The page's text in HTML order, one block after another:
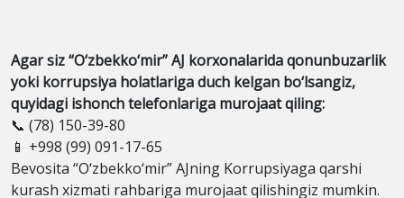
Agar siz “O‘zbekko‘mir” AJ korxonalarida qonunbuzarlik
yoki korrupsiya holatlariga duch kelgan bo‘lsangiz,
quyidagi ishonch telefonlariga murojaat qiling:
📞 (78) 150-39-80
📱 +998 (99) 091-17-65
Bevosita “O‘zbekko‘mir” AJning Korrupsiyaga qarshi
kurash xizmati rahbariga murojaat qilishingiz mumkin.